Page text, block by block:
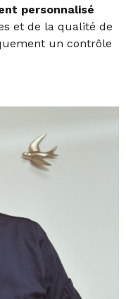
personnalisé
et de la qualité de
un contrôle